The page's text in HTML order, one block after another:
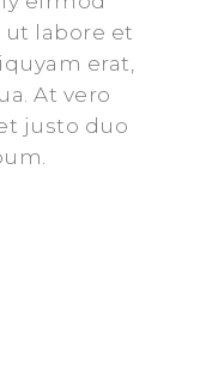
labore et
erat,
At vero
justo duo